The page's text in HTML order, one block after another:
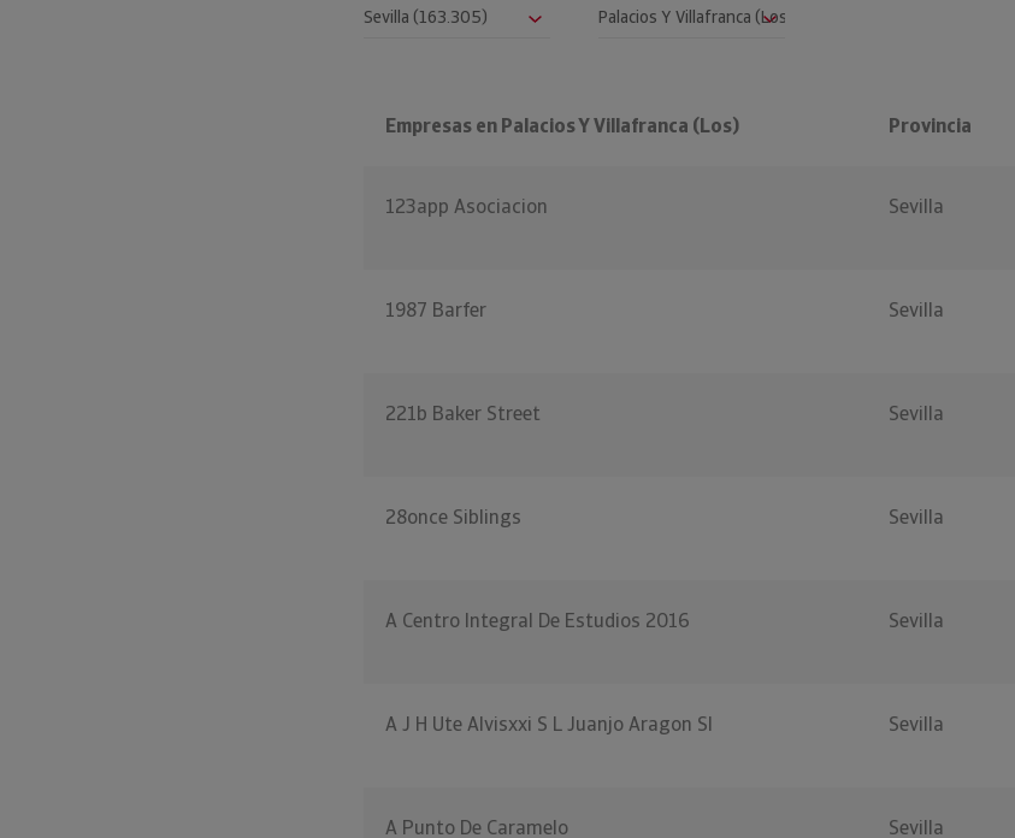
Empresas en Palacios Y Villafranca (Los) Provincia
123app Asociacion Sevilla
1987 Barfer Sevilla
221b Baker Street Sevilla
28once Siblings Sevilla
A Centro Integral De Estudios 2016 Sevilla
A J H Ute Alvisxxi S L Juanjo Aragon Sl Sevilla
A Punto De Caramelo Sevilla